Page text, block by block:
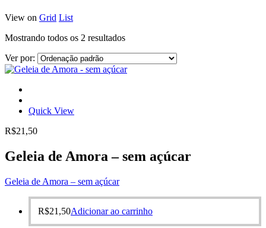
View on Grid List
Mostrando todos os 2 resultados
Ver por:
Quick View
R$21,50
Geleia de Amora – sem açúcar
Geleia de Amora – sem açúcar
R$21,50Adicionar ao carrinho